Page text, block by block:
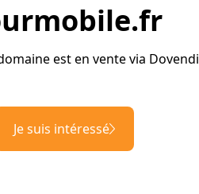
est en vente via Dovendi
Je suis intéressé